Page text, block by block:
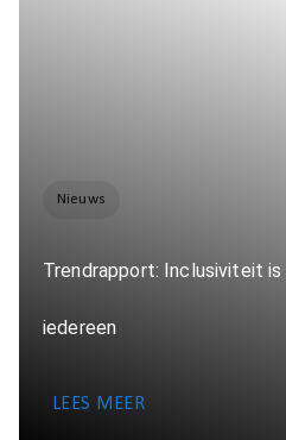
Nieuws
Trendrapport: Inclusiviteit
iedereen
LEES MEER